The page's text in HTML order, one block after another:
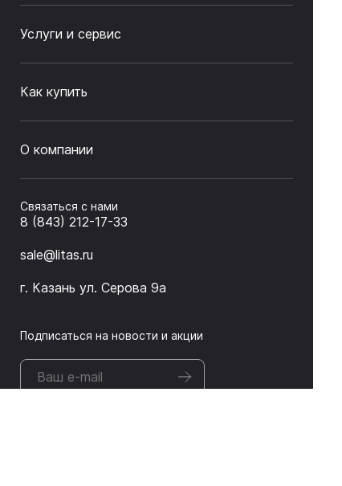
Услуги и сервис
Как купить
О компании
Связаться с нами
8 (843) 212-17-33
sale@litas.ru
г. Казань ул. Серова 9а
Подписаться на новости и акции